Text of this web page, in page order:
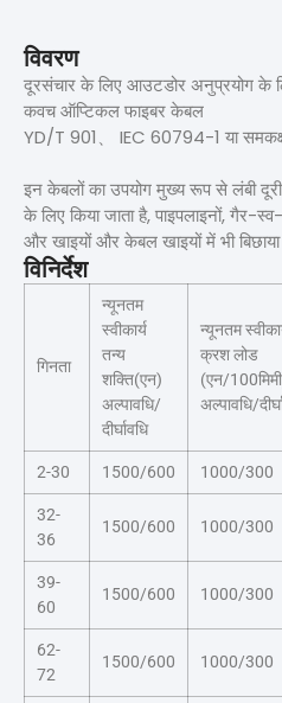
विवरण
दूरसंचार के लिए आउटडोर अनुप्रयोग के
कवच ऑप्टिकल फाइबर केबल
YD/T 901、 IEC 60794-1 या
इन केबलों का उपयोग मुख्य रूप से लंबी
के लिए किया जाता है, पाइपलाइनों,
और खाइयों और केबल खाइयों में भी
विनिर्देश
गिनता
न्यूनतम
स्वीकार्य
तन्य
शक्ति(एन)
अल्पावधि/
दीर्घावधि
न्यूनतम
क्रश लोड
(एन/
अल्पावधि/
2-30 1500/600 1000/300
32-
36
1500/600 1000/300
39-
60
1500/600 1000/300
62-
72
1500/600 1000/300